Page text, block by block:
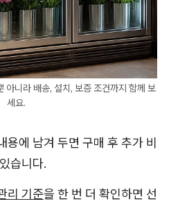
아니라 배송, 설치, 보증 조건까지 함께 보
세요.
용에 남겨 두면 구매 후 추가 비
습니다.
리 기준을 한 번 더 확인하면 선